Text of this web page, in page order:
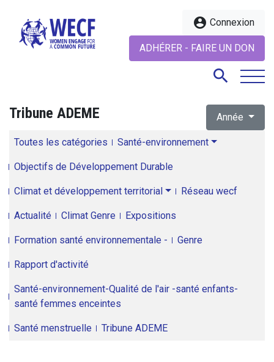
account_circle Connexion
ADHÉRER - FAIRE UN DON
search
Tribune ADEME Année
Toutes les catégories Santé-environnement
Objectifs de Développement Durable
Climat et développement territorial Réseau wecf
Actualité Climat Genre Expositions
Formation santé environnementale - Genre
Rapport d'activité
Santé-environnement-Qualité de l'air -santé enfants-
santé femmes enceintes
Santé menstruelle Tribune ADEME